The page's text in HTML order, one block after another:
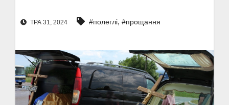
ТРА 31, 2024 #полеглі, #прощання